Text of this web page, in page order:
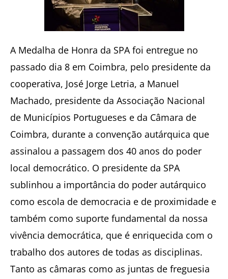
A Medalha de Honra da SPA foi entregue no
passado dia 8 em Coimbra, pelo presidente da
cooperativa, José Jorge Letria, a Manuel
Machado, presidente da Associação Nacional
de Municípios Portugueses e da Câmara de
Coimbra, durante a convenção autárquica que
assinalou a passagem dos 40 anos do poder
local democrático. O presidente da SPA
sublinhou a importância do poder autárquico
como escola de democracia e de proximidade e
também como suporte fundamental da nossa
vivência democrática, que é enriquecida com o
trabalho dos autores de todas as disciplinas.
Tanto as câmaras como as juntas de freguesia